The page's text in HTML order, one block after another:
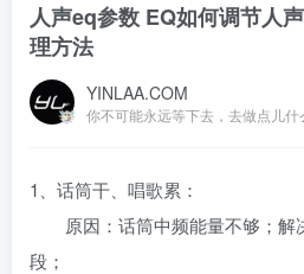
人声eq参数 EQ如何调节人
理方法
YINLAA.COM
1、话筒干、唱歌累：
原因：话筒中频能量不够；解
段；